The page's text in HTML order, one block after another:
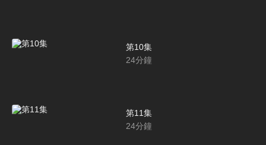
第10集
24分鐘
第11集
24分鐘